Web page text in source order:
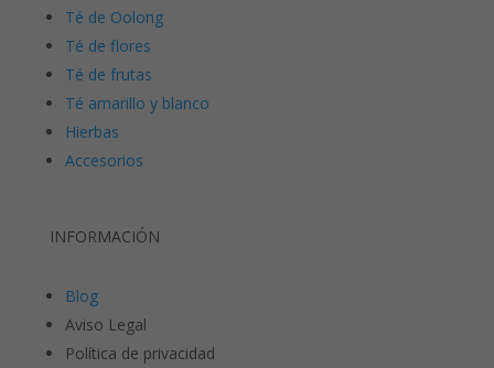
Té de Oolong
Té de flores
Té de frutas
Té amarillo y blanco
Hierbas
Accesorios
INFORMACIÓN
Blog
Aviso Legal
Política de privacidad